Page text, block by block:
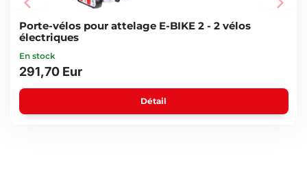
Porte-vélos pour attelage E-BIKE 2 - 2 vélos
électriques
En stock
291,70 Eur
Détail